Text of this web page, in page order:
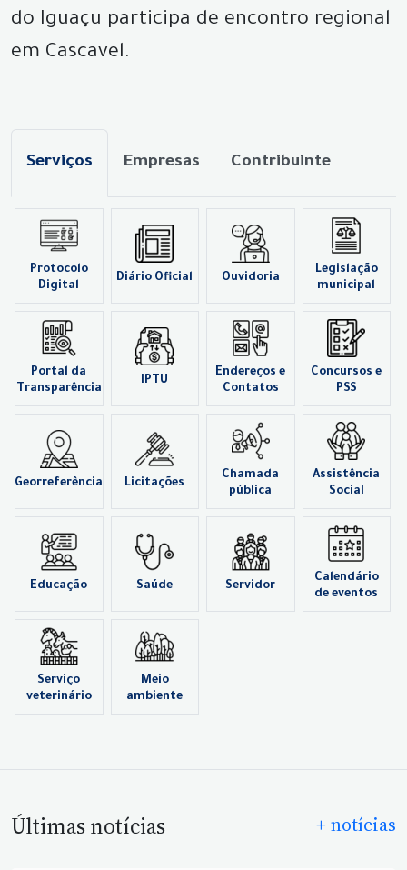
do Iguaçu participa de encontro regional
em Cascavel.
Serviços Empresas Contribuinte
Protocolo
Digital
Diário Oficial Ouvidoria
Legislação
municipal
Portal da
Transparência
IPTU
Endereços e
Contatos
Concursos e
PSS
Georreferência Licitações
Chamada
pública
Assistência
Social
Educação Saúde Servidor
Calendário
de eventos
Serviço
veterinário
Meio
ambiente
Últimas notícias + notícias